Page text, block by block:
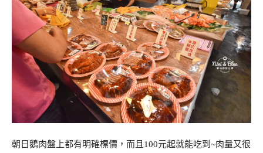
朝日鵝肉盤上都有明確標價，而且100元起就能吃到~肉量又很